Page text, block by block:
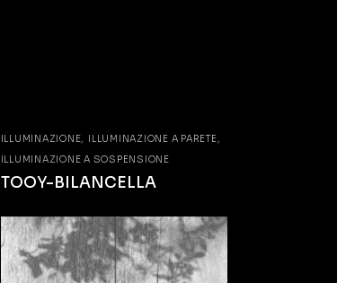
ILLUMINAZIONE
ILLUMINAZIONE A PARETE
ILLUMINAZIONE A SOSPENSIONE
TOOY-BILANCELLA